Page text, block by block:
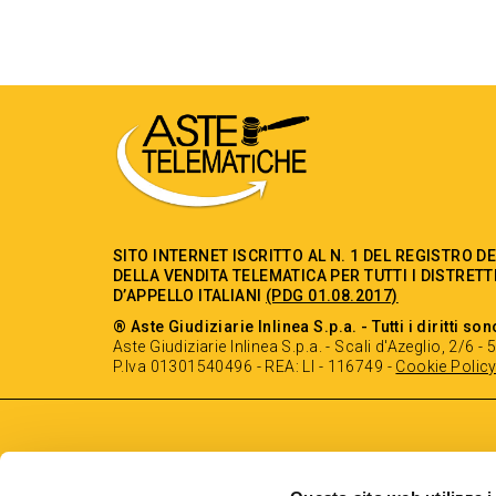
SITO INTERNET ISCRITTO AL N. 1 DEL REGISTRO
DELLA VENDITA TELEMATICA PER TUTTI I
D’APPELLO ITALIANI (PDG 01.08.2017)
® Aste Giudiziarie Inlinea S.p.a. - Tutti i diritti
Aste Giudiziarie Inlinea S.p.a. - Scali d'Azeglio, 2/6 -
P.Iva 01301540496 - REA: LI - 116749 - Cookie Policy